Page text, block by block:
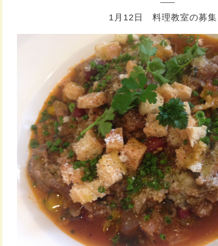
1月12日 料理教室の募